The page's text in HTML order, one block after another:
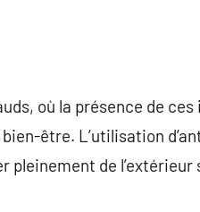
où la présence de
être. L’utilisation
de l’extérieur